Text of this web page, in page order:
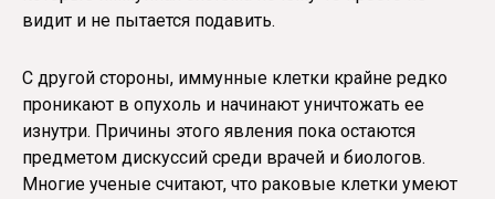
видит и не пытается подавить.
С другой стороны, иммунные клетки крайне редко
проникают в опухоль и начинают уничтожать ее
изнутри. Причины этого явления пока остаются
предметом дискуссий среди врачей и биологов.
Многие ученые считают, что раковые клетки умеют